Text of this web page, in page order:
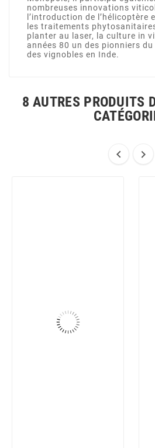
nombreuses innovations
l’introduction de l’hélicoptère
les traitements
planter au laser, la culture in
années 80 un des pionniers
des vignobles en Inde.
8 AUTRES PRODUITS
 